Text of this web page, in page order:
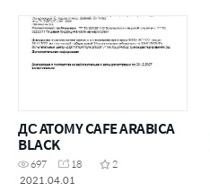
ДС ATOMY CAFE ARABICA
BLACK
697 18
2
2021.04.01